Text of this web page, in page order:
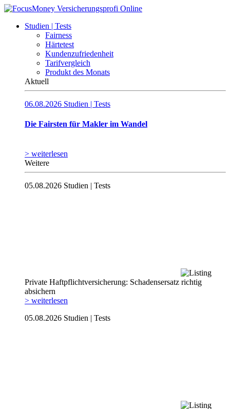
Studien | Tests
Fairness
Härtetest
Kundenzufriedenheit
Tarifvergleich
Produkt des Monats
Aktuell
06.08.2026 Studien | Tests
Die Fairsten für Makler im Wandel
> weiterlesen
Weitere
05.08.2026 Studien | Tests
Private Haftpflicht­versicherung: Schadensersatz richtig
absichern
> weiterlesen
05.08.2026 Studien | Tests